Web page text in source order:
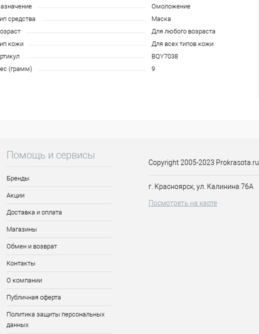
Омоложение
средства
Маска
Для любого возраста
кожи
Для всех типов кожи
BQY7038
(грамм)
9
Помощь и сервисы
Бренды
Акции
Доставка и оплата
Магазины
Обмен и возврат
Контакты
О компании
Публичная оферта
Политика защиты персональных
данных
Copyright 2005-2023 Prokrasota.ru
г. Красноярск, ул. Калинина 76А
Посмотреть на карте